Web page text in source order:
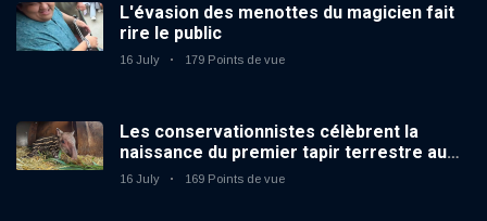
L'évasion des menottes du magicien fait
rire le public
16 July 179 Points de vue
Les conservationnistes célèbrent la
naissance du premier tapir terrestre au
zoo du Royaume-Uni depuis 14 ans
16 July 169 Points de vue